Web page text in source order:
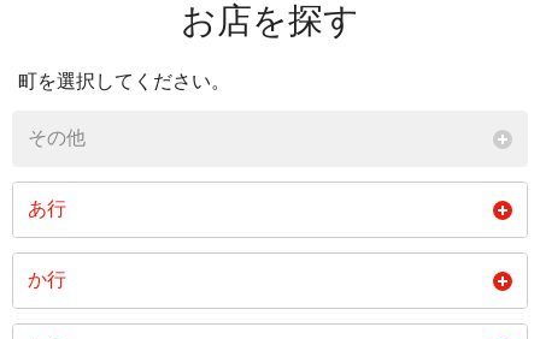
お店を探す
町を選択してください。
その他
あ行
閉じる
か行